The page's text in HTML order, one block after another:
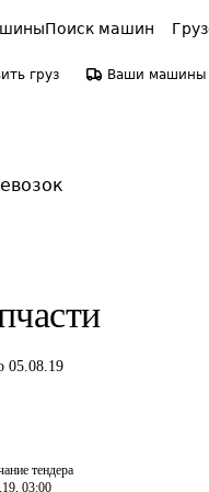
Поиск машин
груз Ваши машины
05.08.19
тендера
03:00